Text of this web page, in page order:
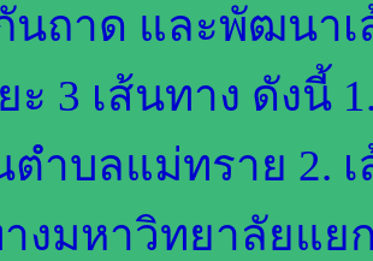
นถาด และพัฒนา
ะ 3 เส้นทาง ดังนี้
ำบลแม่ทราย 2.
งมหาวิทยาลัยแย